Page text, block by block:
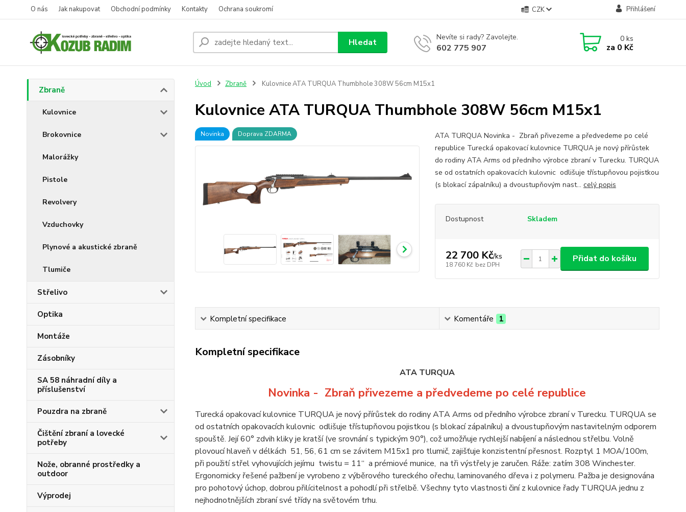
O nás Jak nakupovat Obchodní podmínky Kontakty Ochrana soukromí CZK Přihlášení
Hledat Nevíte si rady? Zavolejte.
602 775 907
0ks
za 0 Kč
Zbraně
Kulovnice
Brokovnice
Malorážky
Pistole
Revolvery
Vzduchovky
Plynové a akustické zbraně
Tlumiče
Střelivo
Optika
Montáže
Zásobníky
SA 58 náhradní díly a
příslušenství
Pouzdra na zbraně
Čištění zbraní a lovecké
potřeby
Nože, obranné prostředky a
outdoor
Výprodej
Úvod Zbraně Kulovnice ATA TURQUA Thumbhole 308W 56cm M15x1
Kulovnice ATA TURQUA Thumbhole 308W 56cm M15x1
Novinka Doprava ZDARMA
ATA TURQUA Novinka - Zbraň přivezeme a předvedeme po celé
republice Turecká opakovací kulovnice TURQUA je nový přírůstek
do rodiny ATA Arms od předního výrobce zbraní v Turecku. TURQUA
se od ostatních opakovacích kulovnic odlišuje třístupňovou pojistkou
(s blokací zápalníku) a dvoustupňovým nast... celý popis
Dostupnost Skladem
22 700 Kč/ks
18 760 Kč bez DPH
Přidat do košíku
Kompletní specifikace Komentáře 1
Kompletní specifikace
ATA TURQUA
Novinka - Zbraň přivezeme a předvedeme po celé republice
Turecká opakovací kulovnice TURQUA je nový přírůstek do rodiny ATA Arms od předního výrobce zbraní v Turecku. TURQUA se
od ostatních opakovacích kulovnic odlišuje třístupňovou pojistkou (s blokací zápalníku) a dvoustupňovým nastavitelným odporem
spouště. Její 60° zdvih kliky je kratší (ve srovnání s typickým 90°), což umožňuje rychlejší nabíjení a následnou střelbu. Volně
plovoucí hlaveň v délkách 51, 56, 61 cm se závitem M15x1 pro tlumič, zajišťuje konzistentní přesnost. Rozptyl 1 MOA/100m,
při použití střel vyhovujících jejímu twistu = 11“ a prémiové munice, na tři výstřely je zaručen. Ráže: zatím 308 Winchester.
Ergonomicky řešené pažbení je vyrobeno z výběrového tureckého ořechu, laminovaného dřeva i z polymeru. Pažba je designována
pro pohotový úchop, dobrou přilícitelnost a pohodlí při střelbě. Všechny tyto vlastnosti činí z kulovnice řady TURQUA jednu z
nejhodnotnějších zbraní své třídy na světovém trhu.